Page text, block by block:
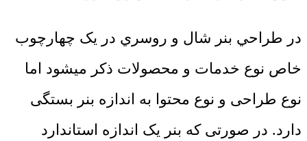
در طراحي بنر شال و روسري در یک چهارچوب
خاص نوع خدمات و محصولات ذکر میشود اما
نوع طراحی و نوع محتوا به اندازه بنر بستگی
دارد. در صورتی که بنر یک اندازه استاندارد